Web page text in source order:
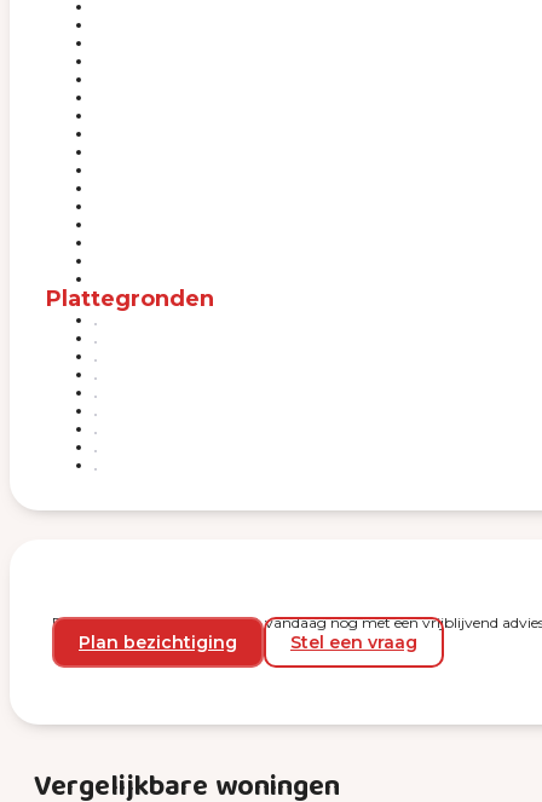
Plattegronden
Plan een bezichtiging en start vandaag nog met een vrijblijvend
Plan bezichtiging Stel een vraag
Vergelijkbare woningen